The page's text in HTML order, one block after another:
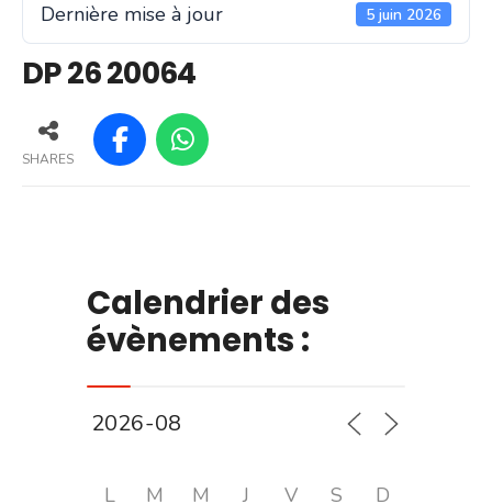
Dernière mise à jour 5 juin 2026
DP 26 20064
SHARES
Calendrier des
évènements :
L M M J V S D